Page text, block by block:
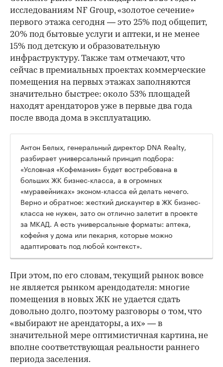
исследованиям NF Group, «золотое сечение»
первого этажа сегодня — это 25% под общепит,
20% под бытовые услуги и аптеки, и не менее
15% под детскую и образовательную
инфраструктуру. Также там отмечают, что
сейчас в премиальных проектах коммерческие
помещения на первых этажах заполняются
значительно быстрее: около 53% площадей
находят арендаторов уже в первые два года
после ввода дома в эксплуатацию.
Антон Белых, генеральный директор DNA Realty,
разбирает универсальный принцип подбора:
«Условная «Кофемания» будет востребована в
больших ЖК бизнес-класса, а в огромных
«муравейниках» эконом-класса ей делать нечего.
Верно и обратное: жесткий дискаунтер в ЖК бизнес-
класса не нужен, зато он отлично залетит в проекте
за МКАД. А есть универсальные форматы: аптека,
кофейня у дома или пекарня, которые можно
адаптировать под любой контекст».
При этом, по его словам, текущий рынок вовсе
не является рынком арендодателя: многие
помещения в новых ЖК не удается сдать
довольно долго, поэтому разговоры о том, что
«выбирают не арендаторы, а их» — в
значительной мере оптимистичная картина, не
вполне соответствующая реальности раннего
периода заселения.